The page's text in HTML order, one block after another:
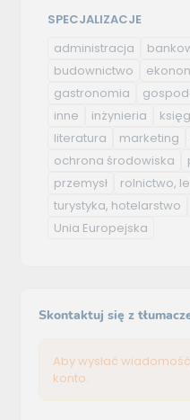
SPECJALIZACJE
administracja
budownictwo
gastronomia
inne
inżynieria
literatura
marketing
ochrona środowiska
przemysł
rolnictwo,
turystyka, hotelarstwo
Unia Europejska
Skontaktuj się z
Aby wysłać
konto.